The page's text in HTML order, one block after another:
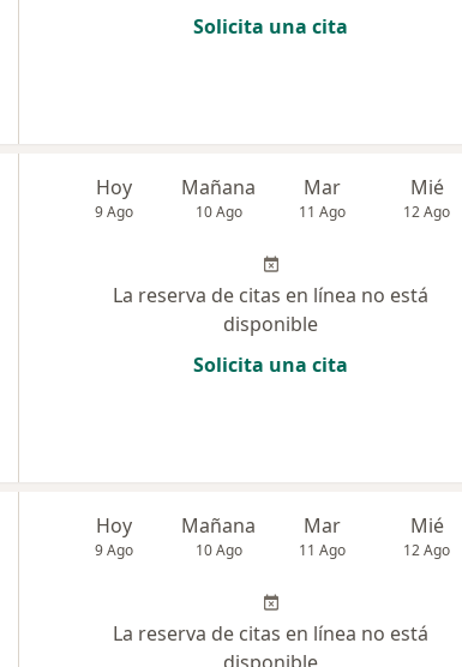
Solicita una cita
Hoy
9 Ago
Mañana
10 Ago
Mar
11 Ago
Mié
12 Ago
La reserva de citas en línea no está
disponible
Solicita una cita
Hoy
9 Ago
Mañana
10 Ago
Mar
11 Ago
Mié
12 Ago
La reserva de citas en línea no está
disponible